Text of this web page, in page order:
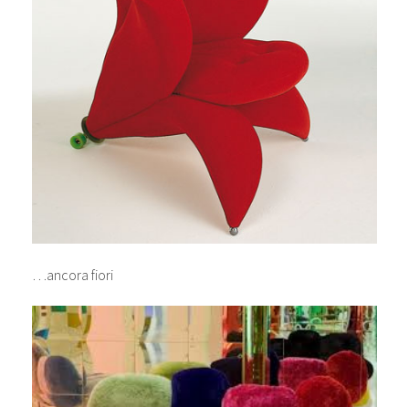
…ancora fiori